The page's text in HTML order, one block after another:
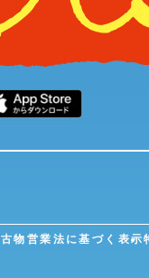
古物営業法に基づく表示